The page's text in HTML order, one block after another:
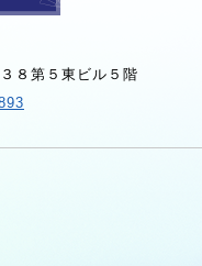
８第５東ビル５階